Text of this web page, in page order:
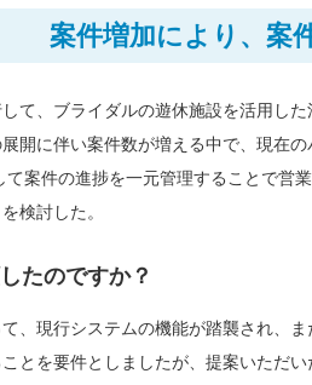
案件増加により、案
て、ブライダルの遊休施設を活用し
開に伴い案件数が増える中で、現在
案件の進捗を一元管理することで営
検討した。
たのですか？
て、現行システムの機能が踏襲され、
とを要件としましたが、提案いただ